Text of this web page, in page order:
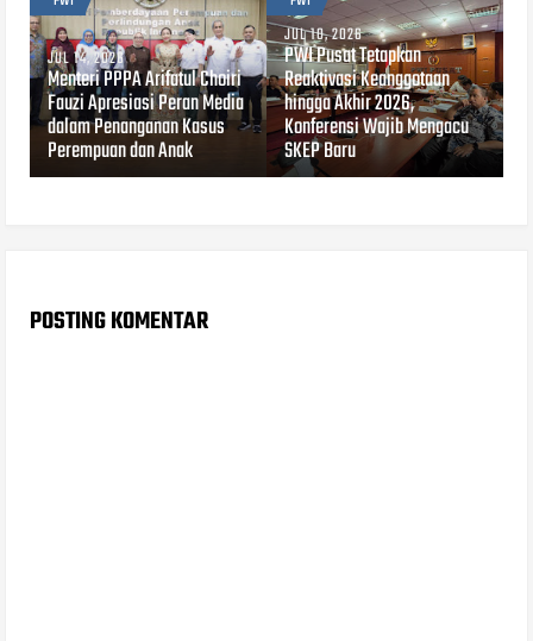
JUL 14, 2026
Menteri PPPA Arifatul Choiri
Fauzi Apresiasi Peran Media
dalam Penanganan Kasus
Perempuan dan Anak
JUL 10, 2026
PWI Pusat Tetapkan
Reaktivasi Keanggotaan
hingga Akhir 2026,
Konferensi Wajib Mengacu
SKEP Baru
POSTING KOMENTAR